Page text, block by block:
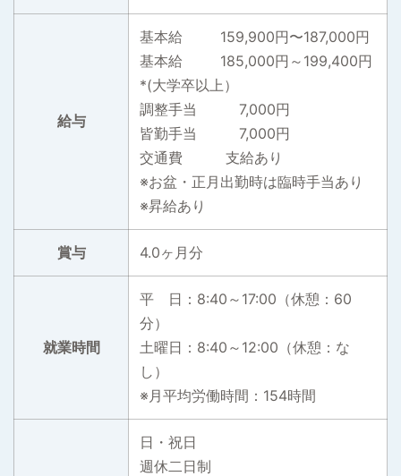
給与
基本給 159,900円〜187,000円
基本給 185,000円～199,400円
*(大学卒以上）
調整手当 7,000円
皆勤手当 7,000円
交通費 支給あり
※お盆・正月出勤時は臨時手当あり
※昇給あり
賞与 4.0ヶ月分
就業時間
平 日：8:40～17:00（休憩：60
分）
土曜日：8:40～12:00（休憩：な
し）
※月平均労働時間：154時間
日・祝日
週休二日制